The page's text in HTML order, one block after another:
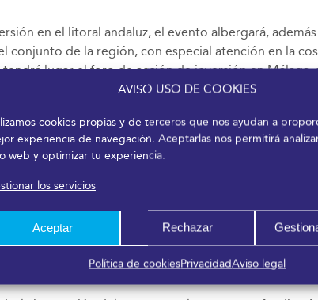
AVISO USO DE COOKIES
cookies propias y de terceros que nos ayudan a
experiencia de navegación. Aceptarlas nos permitirá
web y optimizar tu experiencia.
los servicios
Aceptar Rechazar
Política de cookiesPrivacidadAviso legal
en el litoral andaluz, el evento albergará,
de la región, con especial atención en la
lugar el foro de acción de inversión en
e inversores.
público-privada, cabe destacar un panel
los retos de esta cooperación, el modelo de
Primes Homes Summit, una iniciativa en
para clientes internacionales. Participarán Aedas
Verde Property Group. Reino Unido, Alemania,
que estarán presentes en la cita.